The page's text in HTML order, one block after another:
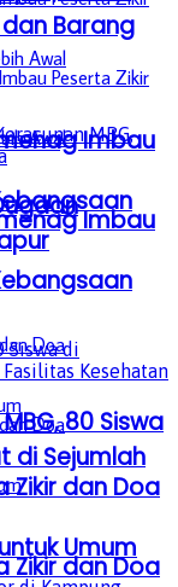
Imbau
Zikir dan Doa
Umum
Imbau
Zikir dan Doa
Barang
80 Siswa
di Sejumlah